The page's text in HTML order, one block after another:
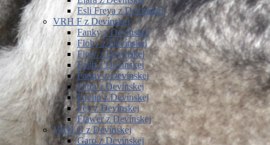
Esli Freya z Devínskej
VRH F z Devínskej
Fanky z Devínskej
Floby z Devínskej
Flow z Devínskej
Faith z Devínskej
Fanny z Devínskej
Fatra z Devínskej
Faylin z Devínskej
Fey z Devínskej
Flawer z Devínskej
VRH G z Devínskej
Garo z Devínskej